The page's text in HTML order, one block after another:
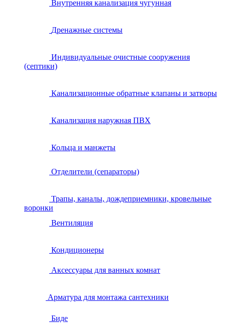
Внутренняя канализация чугунная
Дренажные системы
Индивидуальные очистные сооружения
(септики)
Канализационные обратные клапаны и затворы
Канализация наружная ПВХ
Кольца и манжеты
Отделители (сепараторы)
Трапы, каналы, дождеприемники, кровельные
воронки
Вентиляция
Кондиционеры
Аксессуары для ванных комнат
Арматура для монтажа сантехники
Биде